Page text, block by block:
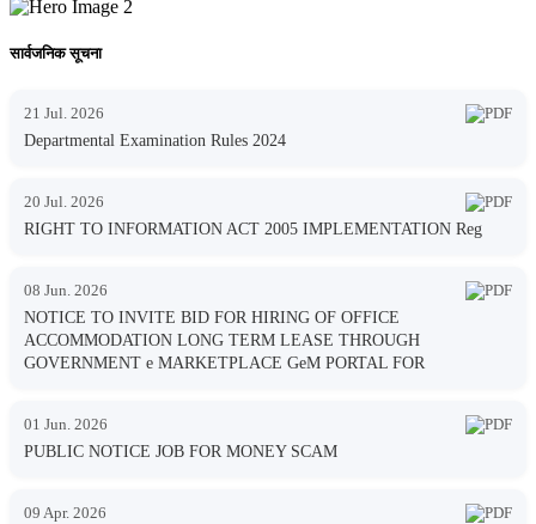
सार्वजनिक सूचना
21 Jul. 2026
Departmental Examination Rules 2024
20 Jul. 2026
RIGHT TO INFORMATION ACT 2005 IMPLEMENTATION Reg
08 Jun. 2026
NOTICE TO INVITE BID FOR HIRING OF OFFICE
ACCOMMODATION LONG TERM LEASE THROUGH
GOVERNMENT e MARKETPLACE GeM PORTAL FOR
01 Jun. 2026
PUBLIC NOTICE JOB FOR MONEY SCAM
09 Apr. 2026